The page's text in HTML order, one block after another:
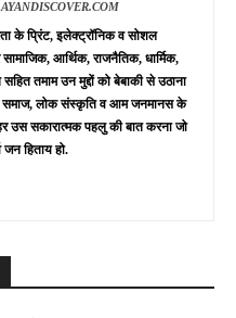
के प्रिंट, इलेक्ट्रॉनिक व सोशल
सामाजिक, आर्थिक, राजनैतिक, धार्मिक,
तमाम उन मुद्दों को बेबाकी से उठाना
समाज, लोक संस्कृति व आम जनमानस के
उस सकारात्मक पहलु की बात करना जो
हिताय हो.